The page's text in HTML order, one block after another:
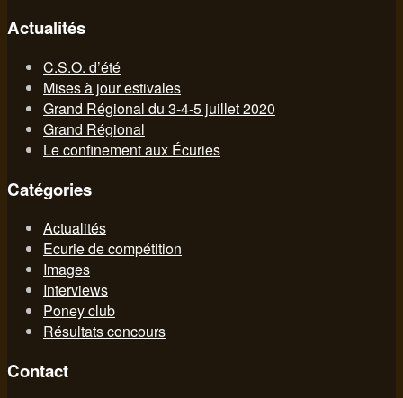
Actualités
C.S.O. d’été
Mises à jour estivales
Grand Régional du 3-4-5 juillet 2020
Grand Régional
Le confinement aux Écuries
Catégories
Actualités
Ecurie de compétition
Images
Interviews
Poney club
Résultats concours
Contact